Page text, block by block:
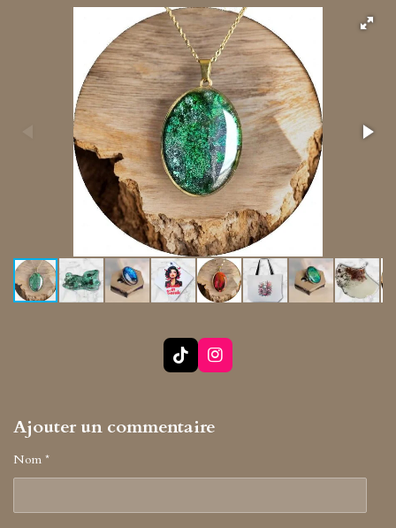
T
i
o
I
n
a
a
Ajouter un commentaire
Nom *